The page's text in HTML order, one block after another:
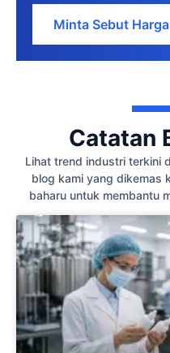
Minta Sebut Harga
Catatan
Lihat trend industri terkini
blog kami yang dikemas
baharu untuk membantu